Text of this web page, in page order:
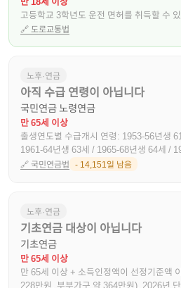
고등학교 3학년도 운전 면허를 취득할 수
🔗 도로교통법
노후·연금
아직 수급 연령이 아닙니다
국민연금 노령연금
만 65세 이상
출생연도별 수급개시 연령: 1953-56년생
1961-64년생 63세 / 1965-68년생 64세 /
🔗 국민연금법 - 14,151일 남음
노후·연금
기초연금 대상이 아닙니다
기초연금
만 65세 이상
만 65세 이상 + 소득인정액이 선정기준액
228만원, 부부가구 약 364만원). 2026년